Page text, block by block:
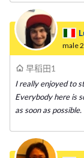
male
早稻田1
I really enjoyed to
Everybody here is
as soon as possible.